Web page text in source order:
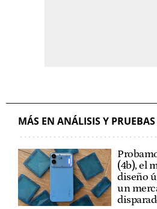
MÁS EN ANÁLISIS Y PRUEBAS
(4b), el
diseño
un